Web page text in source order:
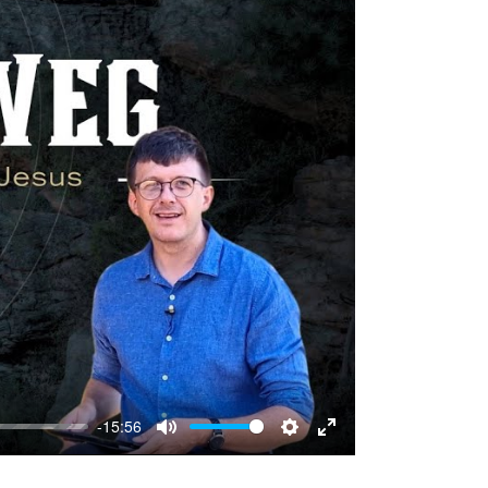
-15:56
Mute Settings
Enter